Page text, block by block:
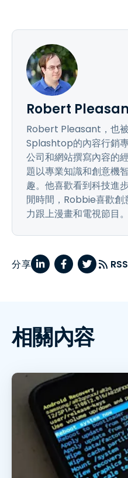
Robert
Robert Pleasant，也
Splashtop的內容行銷
公司和網站撰寫內容的
題以專業知識和創意機
趣。他喜歡看到科技進
閒時間，Robbie喜歡創
力跟上漫畫和電視節目。
分享
相關內容